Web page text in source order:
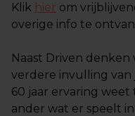
Klik hier om
overige info te
Naast Driven denken
verdere invulling van
60 jaar ervaring weet
ander wat er speelt